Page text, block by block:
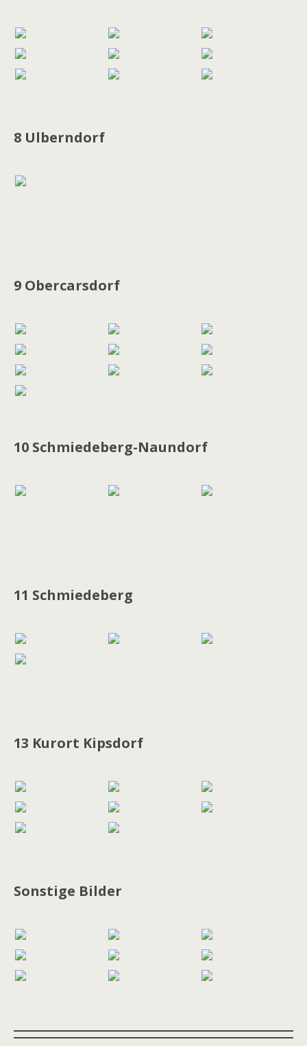
8 Ulberndorf
9 Obercarsdorf
10 Schmiedeberg-Naundorf
11 Schmiedeberg
13 Kurort Kipsdorf
Sonstige Bilder